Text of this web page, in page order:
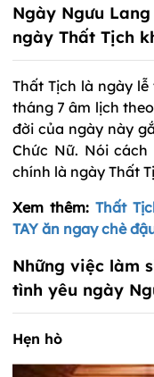
Ngày Ngưu
ngày Thất Tịch
Thất Tịch là ngày
tháng 7 âm lịch
đời của ngày này
Chức Nữ. Nói
chính là ngày Thất
Xem thêm:Thất
TAY ăn ngay chè
Những việc làm
tình yêu ngày
Hẹn hò